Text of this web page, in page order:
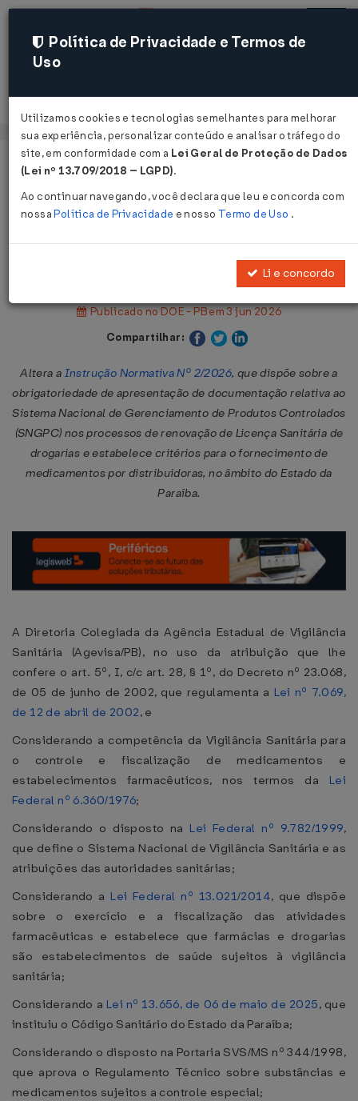
Acessar
Página Inicial Legislações
Instrução Normativa IN Nº 3 DE
Publicado no DOE - PB em 3 jun 2026
Compartilhar:
Altera a Instrução Normativa Nº 2/2026, que dispõe sobre a
obrigatoriedade de apresentação de documentação relativa ao
Sistema Nacional de Gerenciamento de Produtos Controlados
(SNGPC) nos processos de renovação de Licença Sanitária de
drogarias e estabelece critérios para o fornecimento de
medicamentos por distribuidoras, no âmbito do Estado da
Paraíba.
A Diretoria Colegiada da Agência Estadual de Vigilância
Sanitária (Agevisa/PB), no uso da atribuição que lhe
confere o art. 5º, I, c/c art. 28, § 1º, do Decreto nº 23.068,
de 05 de junho de 2002, que regulamenta a Lei nº 7.069,
de 12 de abril de 2002, e
Considerando a competência da Vigilância Sanitária para
o controle e fiscalização de medicamentos e
estabelecimentos farmacêuticos, nos termos da Lei
Federal nº 6.360/1976;
Considerando o disposto na Lei Federal nº 9.782/1999,
que define o Sistema Nacional de Vigilância Sanitária e as
atribuições das autoridades sanitárias;
Considerando a Lei Federal nº 13.021/2014, que dispõe
sobre o exercício e a fiscalização das atividades
farmacêuticas e estabelece que farmácias e drogarias
são estabelecimentos de saúde sujeitos à vigilância
sanitária;
Considerando a Lei nº 13.656, de 06 de maio de 2025, que
instituiu o Código Sanitário do Estado da Paraíba;
Considerando o disposto na Portaria SVS/MS nº 344/1998,
que aprova o Regulamento Técnico sobre substâncias e
medicamentos sujeitos a controle especial;
Política de Privacidade e Termos de
Uso
Utilizamos cookies e tecnologias semelhantes para melhorar
sua experiência, personalizar conteúdo e analisar o tráfego do
site, em conformidade com a Lei Geral de Proteção de Dados
(Lei nº 13.709/2018 – LGPD).
Ao continuar navegando, você declara que leu e concorda com
nossaPolítica de Privacidade e nosso Termo de Uso .
Li e concordo